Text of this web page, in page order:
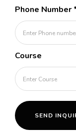
Phone Number
Course
SEND